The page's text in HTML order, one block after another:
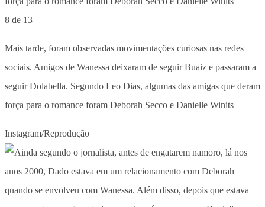
8 de 13
Mais tarde, foram observadas movimentações curiosas nas redes
sociais. Amigos de Wanessa deixaram de seguir Buaiz e passaram a
seguir Dolabella. Segundo Leo Dias, algumas das amigas que deram
força para o romance foram Deborah Secco e Danielle Winits
Instagram/Reprodução